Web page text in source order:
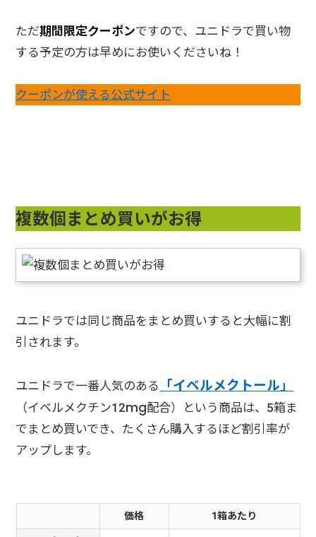
ただ期間限定クーポンですので、ユニドラで買い物
する予定の方は早めにお使いくださいね！
クーポンが使える公式サイト
複数個まとめ買いがお得
ユニドラでは同じ商品をまとめ買いすると大幅に割
引されます。
ユニドラで一番人気のある 「イベルメクトール」
（イベルメクチン12mg配合）という商品は、5箱ま
でまとめ買いでき、たくさん購入するほど割引率が
アップします。
価格
1箱あたり